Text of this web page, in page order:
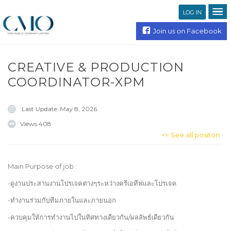
LOG IN
Join us on Facebook
CREATIVE & PRODUCTION
COORDINATOR-XPM
Last Update: May 8, 2026
Views 408
<< See all positon
Main Purpose of job :
-ดูงานประสานงานโปรเจคต่างๆระหว่างครีเอทีฟและโปรเจค
-ทำงานร่วมกับทีมภายในและภายนอก
-ควบคุมให้การทำงานไปในทิศทางเดียวกัน/ผลลัพธ์เดียวกัน